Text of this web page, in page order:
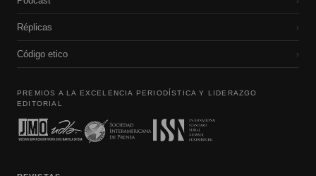
Réplicas ›
Código etico ›
PREMIOS A LA EXCELENCIA PERIODÍSTICA Y LIDERAZGO
EDITORIAL